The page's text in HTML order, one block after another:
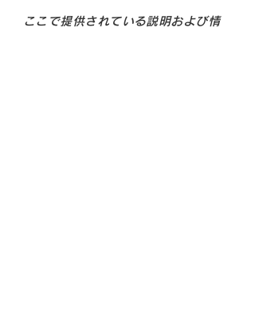
ここで提供されている説明および情